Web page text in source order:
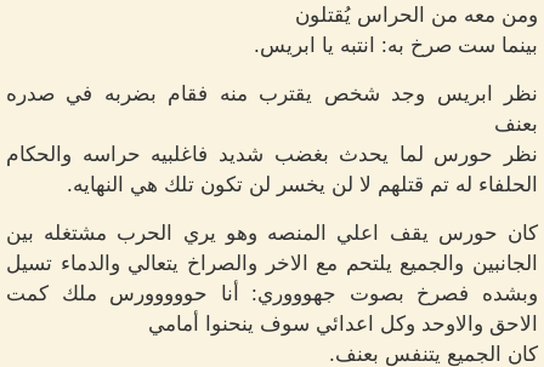
ومن معه من الحراس يُقتلون
بينما ست صرخ به: انتبه يا ابريس.
نظر ابريس وجد شخص يقترب منه فقام بضربه في صدره
بعنف
‏نظر حورس لما يحدث بغضب شديد فاغلبيه حراسه والحكام
الحلفاء له تم قتلهم لا لن يخسر لن تكون تلك هي النهايه.
كان حورس يقف اعلي المنصه وهو يري الحرب مشتغله بين
الجانبين والجميع يلتحم مع الاخر والصراخ يتعالي والدماء تسيل
وبشده فصرخ بصوت جهوووري: أنا حووووورس ملك كمت
الاحق والاوحد وكل اعدائي سوف ينحنوا أمامي
كان الجميع يتنفس بعنف.